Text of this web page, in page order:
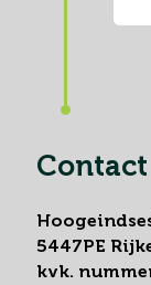
Contact
5447PE
kvk.